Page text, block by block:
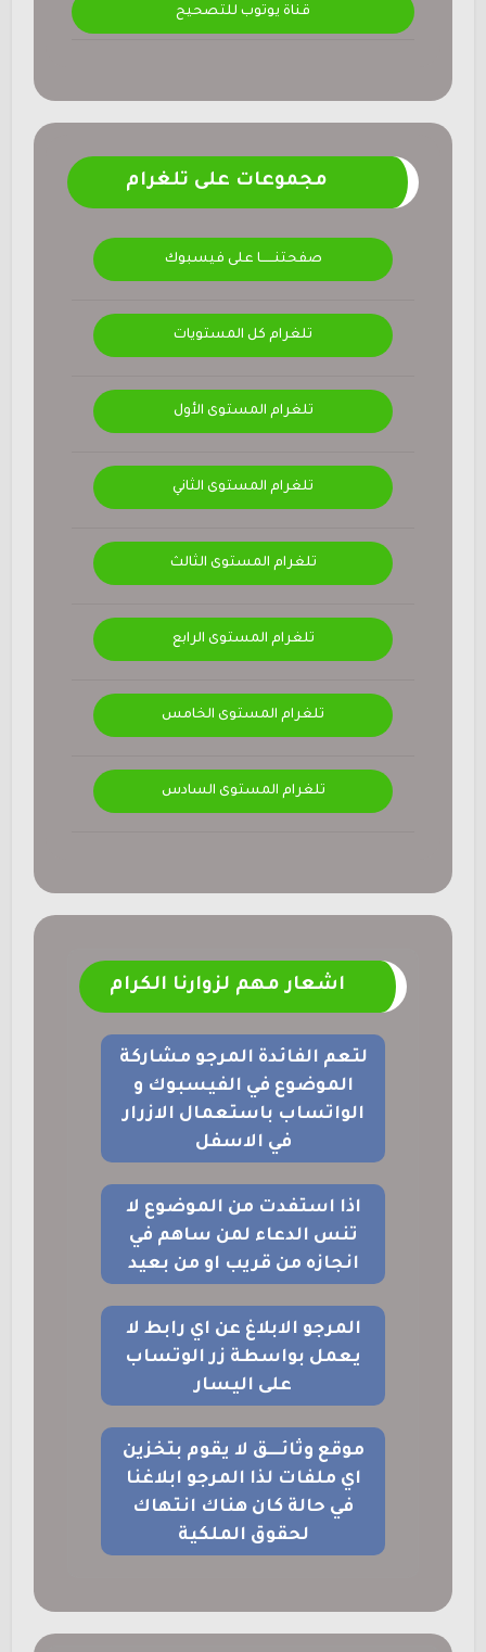
قناة يوتوب للتصحيح
مجموعات على تلغرام
صفحتنــــــا على فيسبوك
تلغرام كل المستويات
تلغرام المستوى الأول
تلغرام المستوى الثاني
تلغرام المستوى الثالث
تلغرام المستوى الرابع
تلغرام المستوى الخامس
تلغرام المستوى السادس
اشعار مهم لزوارنا الكرام
لتعم الفائدة المرجو مشاركة
الموضوع في الفيسبوك و
الواتساب باستعمال الازرار
في الاسفل
اذا استفدت من الموضوع لا
تنس الدعاء لمن ساهم في
انجازه من قريب او من بعيد
المرجو الابلاغ عن اي رابط لا
يعمل بواسطة زر الوتساب
على اليسار
موقع وثائــــق لا يقوم بتخزين
اي ملفات لذا المرجو ابلاغنا
في حالة كان هناك انتهاك
لحقوق الملكية